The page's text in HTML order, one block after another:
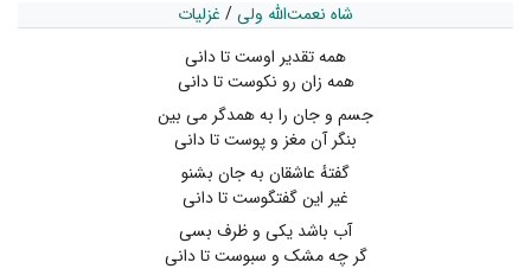
شاه نعمت‌الله ولی/ غزلیات
همه تقدیر اوست تا دانی
همه زان رو نکوست تا دانی
جسم و جان را به همدگر می بین
بنگر آن مغز و پوست تا دانی
گفتهٔ عاشقان به جان بشنو
غیر این گفتگوست تا دانی
آب باشد یکی و ظرف بسی
گر چه مشک و سبوست تا دانی